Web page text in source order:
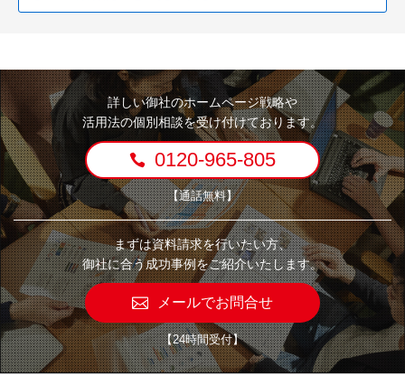
詳しい御社のホームページ戦略や
活用法の個別相談を受け付けております。
0120-965-805
【通話無料】
まずは資料請求を行いたい方、
御社に合う成功事例をご紹介いたします。
メールでお問合せ
【24時間受付】